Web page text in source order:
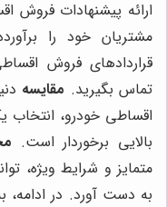
ارائه پیشنهادات فروش
مشتریان خود را
قراردادهای فروش
تماس بگیرید. مقایسه
اقساطی خودرو، انتخاب
بالایی برخوردار است.
متمایز و شرایط ویژه،
به دست آورد. در ادامه،